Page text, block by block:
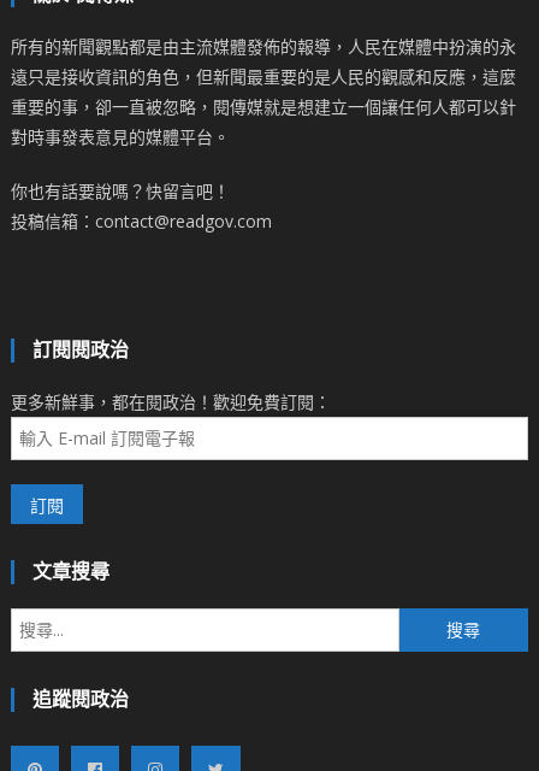
所有的新聞觀點都是由主流媒體發佈的報導，人民在媒體中扮演的永
遠只是接收資訊的角色，但新聞最重要的是人民的觀感和反應，這麼
重要的事，卻一直被忽略，閱傳媒就是想建立一個讓任何人都可以針
對時事發表意見的媒體平台。
你也有話要說嗎？快留言吧！
投稿信箱：contact@readgov.com
訂閱閱政治
更多新鮮事，都在閱政治！歡迎免費訂閱：
文章搜尋
尋
追蹤閱政治